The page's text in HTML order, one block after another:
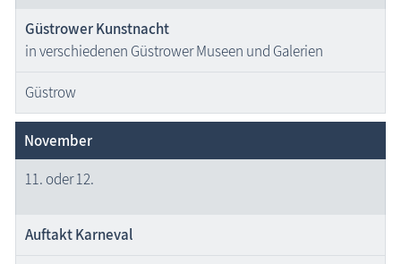
Güstrower Kunstnacht
in verschiedenen Güstrower Museen und Galerien
Güstrow
November
11. oder 12.
Auftakt Karneval